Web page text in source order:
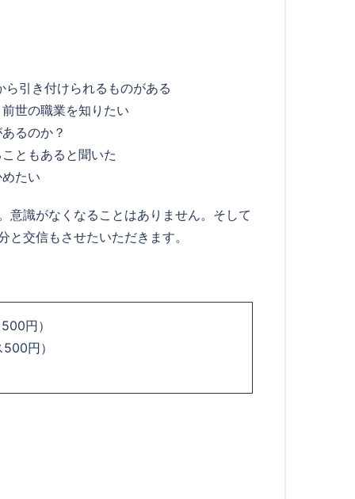
引き付けられるものがある
世の職業を知りたい
るのか？
ともあると聞いた
たい
意識がなくなることはありません。そして
交信もさせたいただきます。
円）
円）